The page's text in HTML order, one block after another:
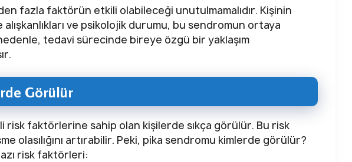
fazla faktörün etkili olabileceği unutulmamalıdır. Kişinin
ve psikolojik durumu, bu sendromun ortaya
tedavi sürecinde bireye özgü bir yaklaşım
Görülür
risk faktörlerine sahip olan kişilerde sıkça görülür. Bu risk
olasılığını artırabilir. Peki, pika sendromu kimlerde görülür?
risk faktörleri: